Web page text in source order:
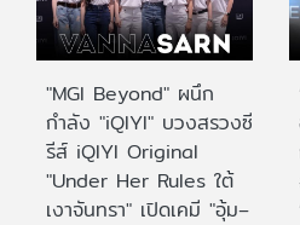
"MGI Beyond" ผนึก
กำลัง "iQIYI" บวงสรวงซี
รีส์ iQIYI Original
"Under Her Rules ใต้
เงาจันทรา" เปิดเคมี "อุ้ม–